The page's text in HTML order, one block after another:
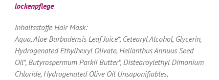
lockenpflege
Inhaltsstoffe Hair Mask:
Aqua, Aloe Barbadensis Leaf Juice*, Cetearyl Alcohol, Glycerin,
Hydrogenated Ethylhexyl Olivate, Helianthus Annuus Seed
Oil*, Butyrospermum Parkii Butter*, Distearoylethyl Dimonium
Chloride, Hydrogenated Olive Oil Unsaponifiables,